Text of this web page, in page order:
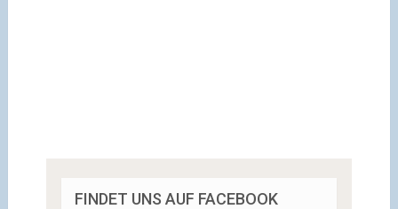
FINDET UNS AUF FACEBOOK